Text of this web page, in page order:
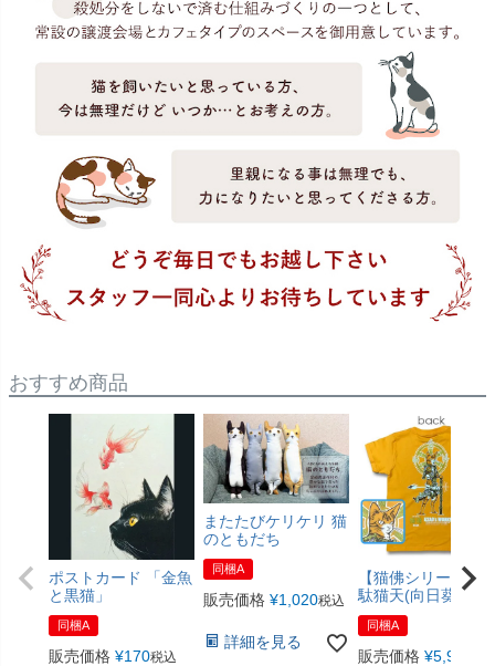
おすすめ商品
ポストカード 「金魚
と黒猫」
同梱A
販売価格 ¥170税込
またたびケリケリ 猫
のともだち
同梱A
販売価格 ¥1,020税込
詳細を見る
【猫佛シリーズ】
駄猫天(向日葵色)
同梱A
販売価格 ¥5,940